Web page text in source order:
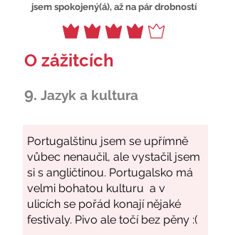
jsem spokojený(á), až na pár drobností
O zážitcích
9. Jazyk a kultura